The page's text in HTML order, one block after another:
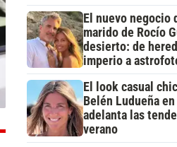
El nuevo negocio
marido de Rocío
desierto: de
imperio a
El look casual
Belén Ludueña
adelanta las
verano